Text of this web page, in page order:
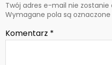
Twój adres e-mail nie zostanie
Wymagane pola są oznaczone
Komentarz *